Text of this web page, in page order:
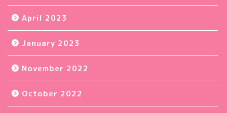
April 2023
January 2023
November 2022
October 2022